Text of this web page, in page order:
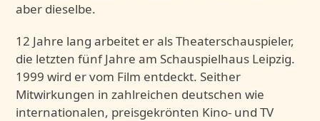
aber dieselbe.
12 Jahre lang arbeitet er als Theaterschauspieler,
die letzten fünf Jahre am Schauspielhaus Leipzig.
1999 wird er vom Film entdeckt. Seither
Mitwirkungen in zahlreichen deutschen wie
internationalen, preisgekrönten Kino- und TV